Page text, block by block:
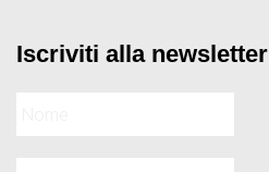
Iscriviti alla newsletter